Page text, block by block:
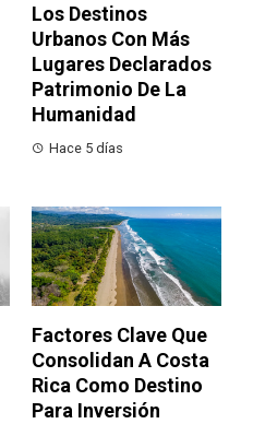
Los Destinos
Urbanos Con Más
Lugares Declarados
Patrimonio De La
Humanidad
Hace 5 días
Factores Clave Que
Consolidan A Costa
Rica Como Destino
Para Inversión